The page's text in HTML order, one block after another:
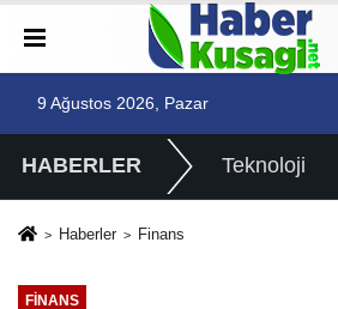
9 Ağustos 2026, Pazar
HABERLER Teknoloji
Haberler Finans
FINANS